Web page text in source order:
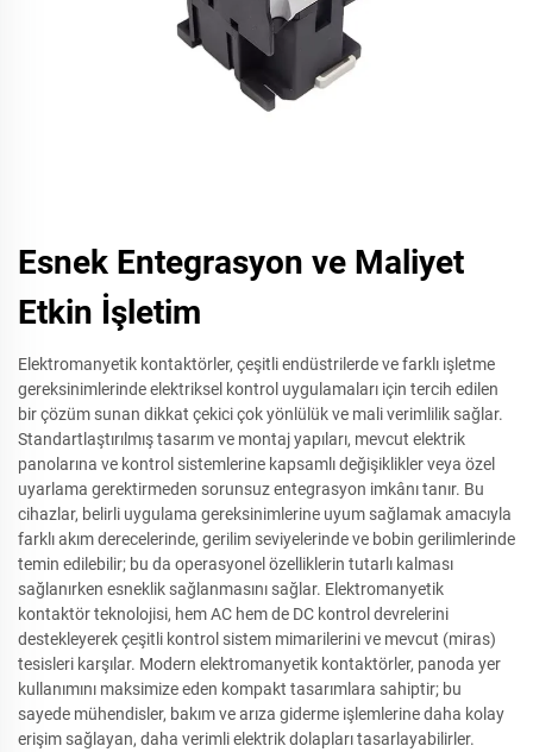
Esnek Entegrasyon ve Maliyet
Etkin İşletim
Elektromanyetik kontaktörler, çeşitli endüstrilerde ve farklı işletme
gereksinimlerinde elektriksel kontrol uygulamaları için tercih edilen
bir çözüm sunan dikkat çekici çok yönlülük ve mali verimlilik sağlar.
Standartlaştırılmış tasarım ve montaj yapıları, mevcut elektrik
panolarına ve kontrol sistemlerine kapsamlı değişiklikler veya özel
uyarlama gerektirmeden sorunsuz entegrasyon imkânı tanır. Bu
cihazlar, belirli uygulama gereksinimlerine uyum sağlamak amacıyla
farklı akım derecelerinde, gerilim seviyelerinde ve bobin gerilimlerinde
temin edilebilir; bu da operasyonel özelliklerin tutarlı kalması
sağlanırken esneklik sağlanmasını sağlar. Elektromanyetik
kontaktör teknolojisi, hem AC hem de DC kontrol devrelerini
destekleyerek çeşitli kontrol sistem mimarilerini ve mevcut (miras)
tesisleri karşılar. Modern elektromanyetik kontaktörler, panoda yer
kullanımını maksimize eden kompakt tasarımlara sahiptir; bu
sayede mühendisler, bakım ve arıza giderme işlemlerine daha kolay
erişim sağlayan, daha verimli elektrik dolapları tasarlayabilirler.